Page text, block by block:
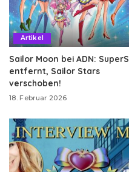
Artikel
Sailor Moon bei ADN: SuperS
entfernt, Sailor Stars
verschoben!
18. Februar 2026